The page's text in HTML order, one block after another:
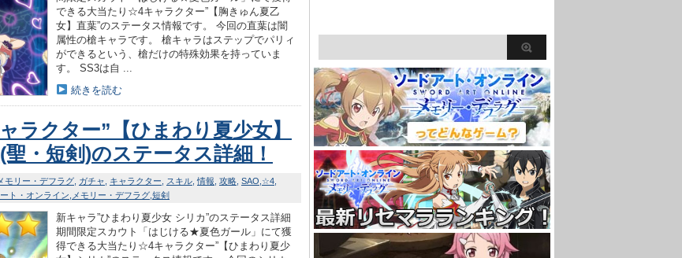
できる大当たり☆4キャラクター”【胸きゅん夏乙
女】直葉”のステータス情報です。 今回の直葉は闇
属性の槍キャラです。 槍キャラはステップでパリィ
ができるという、槍だけの特殊効果を持っていま
す。 SS3は自 ...
続きを読む
ラクター”【ひまわり夏少女】
・短剣)のステータス詳細！
モリー・デフラグ ガチャ キャラクター スキル 情報 攻略 SAO ☆4
ト・オンライン メモリー・デフラグ 短剣
新キャラ”ひまわり夏少女 シリカ”のステータス詳細
期間限定スカウト「はじける★夏色ガール」にて獲
得できる大当たり☆4キャラクター”【ひまわり夏少